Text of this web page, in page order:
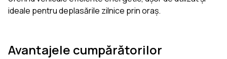
ideale pentru deplasările zilnice prin oraș.
Avantajele cumpărătorilor